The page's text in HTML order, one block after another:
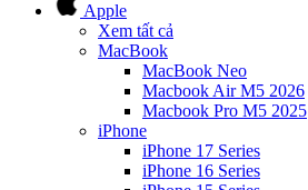
Apple
Xem tất cả
MacBook
MacBook Neo
Macbook Air M5 2026
Macbook Pro M5 2025
iPhone
iPhone 17 Series
iPhone 16 Series